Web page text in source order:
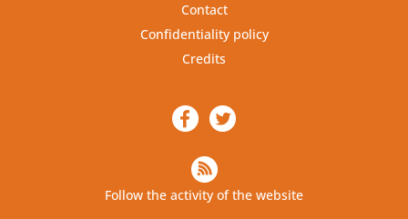
Contact
Confidentiality policy
Credits
Follow the activity of the website